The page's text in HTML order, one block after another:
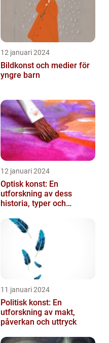
12 januari 2024
Bildkonst och medier för
yngre barn
12 januari 2024
Optisk konst: En
utforskning av dess
historia, typer och
11 januari 2024
Politisk konst: En
utforskning av makt,
påverkan och uttryck